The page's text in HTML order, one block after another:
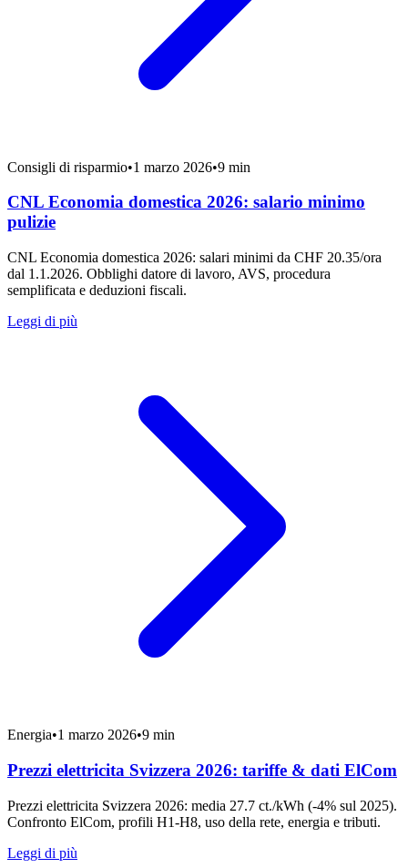
Consigli di risparmio•1 marzo 2026•9 min
CNL Economia domestica 2026: salario minimo
pulizie
CNL Economia domestica 2026: salari minimi da CHF 20.35/ora
dal 1.1.2026. Obblighi datore di lavoro, AVS, procedura
semplificata e deduzioni fiscali.
Leggi di più
Energia•1 marzo 2026•9 min
Prezzi elettricita Svizzera 2026: tariffe & dati ElCom
Prezzi elettricita Svizzera 2026: media 27.7 ct./kWh (-4% sul 2025).
Confronto ElCom, profili H1-H8, uso della rete, energia e tributi.
Leggi di più